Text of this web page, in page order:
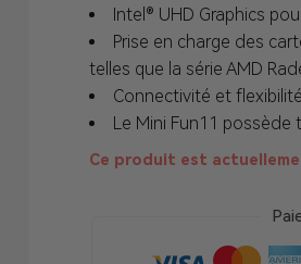
Intel® UHD Graphics
Prise en charge des
telles que la série AMD
Connectivité et
Le Mini Fun11
Ce produit est